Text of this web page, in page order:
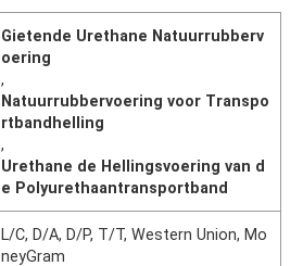
Gietende Urethane Natuurrubberv
oering
,
Natuurrubbervoering voor Transpo
rtbandhelling
,
Urethane de Hellingsvoering van d
e Polyurethaantransportband
L/C, D/A, D/P, T/T, Western Union, Mo
neyGram